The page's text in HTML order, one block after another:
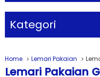
Kategori
Home Lemari Pakaian
Lemari Pakaian